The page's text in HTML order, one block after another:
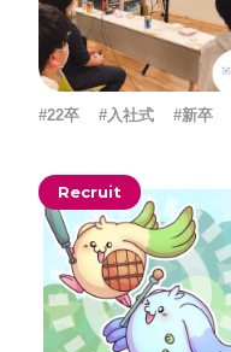
#22卒 #入社式 #新卒
Recruit